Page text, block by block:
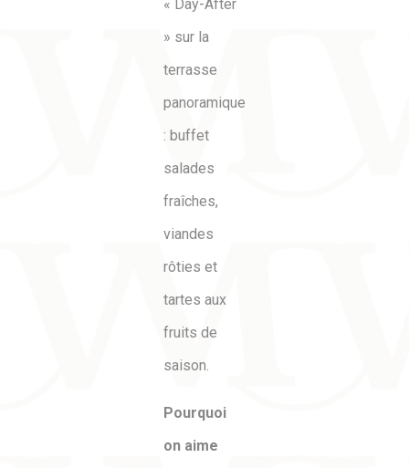
« Day-After
» sur la
terrasse
panoramique
: buffet
salades
fraîches,
viandes
rôties et
tartes aux
fruits de
saison.
Pourquoi
on aime